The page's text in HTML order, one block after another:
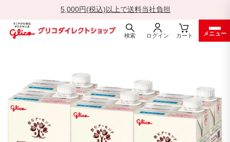
一
時
5,000円(税込)以上で送料当社負担
検索 ログイン カート メニュー